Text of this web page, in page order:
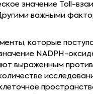
значение Toll-
важными
которые
NADPH-
выраженным